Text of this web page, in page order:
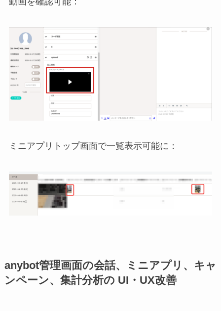
ミニアプリトップ画面で一覧表示可能に：
anybot管理画面の会話、ミニアプリ、キャ
ンペーン、集計分析の UI・UX改善